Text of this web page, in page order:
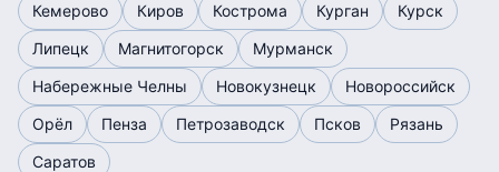
Кемерово
Киров Кострома Курган
Курск
Липецк
Магнитогорск
Мурманск
Набережные Челны
Новокузнецк
Новороссийск
Орёл
Пенза Петрозаводск Псков
Рязань
Саратов